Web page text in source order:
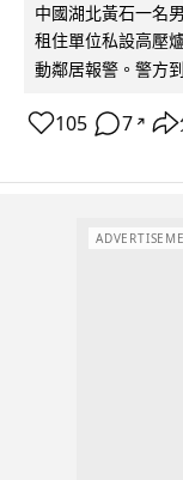
中國湖北黃石一名
租住單位私設高壓
動鄰居報警。警方
105 7 ↗